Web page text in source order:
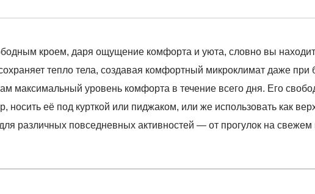
кроем, даря ощущение комфорта и уюта, словно вы
тепло тела, создавая комфортный микроклимат даже при
максимальный уровень комфорта в течение всего дня. Его
её под курткой или пиджаком, или же использовать как
различных повседневных активностей — от прогулок на